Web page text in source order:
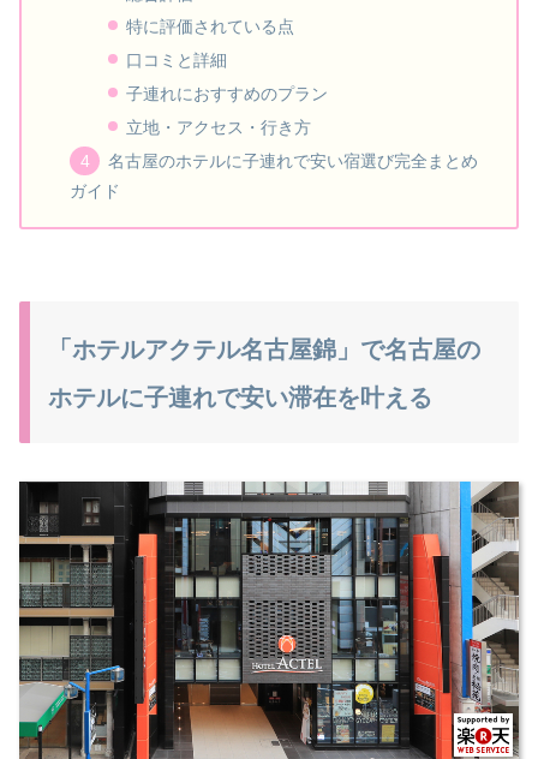
特に評価されている点
口コミと詳細
子連れにおすすめのプラン
立地・アクセス・行き方
名古屋のホテルに子連れで安い宿選び完全まとめ
ガイド
「ホテルアクテル名古屋錦」で名古屋の
ホテルに子連れで安い滞在を叶える